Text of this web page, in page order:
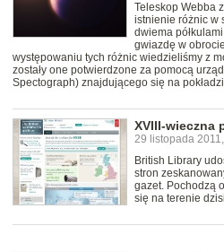
Teleskop Webba
istnienie różnic w
dwiema
gwiazdę w
występowaniu tych różnic wiedzieliśmy z
zostały one potwierdzone za pomocą
Spectograph) znajdującego się na
XVIII-wieczna
29 listopada
British Library
stron
gazet. Pochodzą
się na terenie